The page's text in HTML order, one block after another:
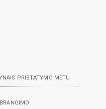
PRISTATYMO METU